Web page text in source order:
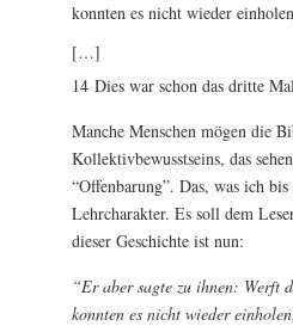
konnten es nicht wieder
[…]
14 Dies war schon das dritte
Manche Menschen mögen die
Kollektivbewusstseins, das
“Offenbarung”. Das, was ich
Lehrcharakter. Es soll dem
dieser Geschichte ist nun:
“Er aber sagte zu ihnen: Werft
konnten es nicht wieder